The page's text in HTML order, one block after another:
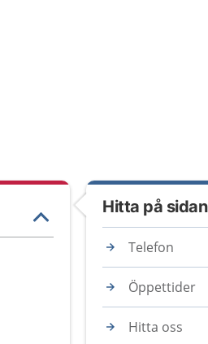
Hitta på sidan
Telefon
Öppettider
Hitta oss